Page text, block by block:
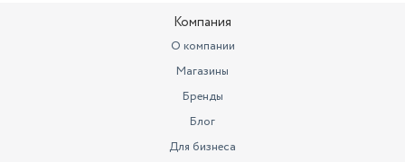
есть
Компания
О компании
Магазины
Бренды
Блог
Для бизнеса